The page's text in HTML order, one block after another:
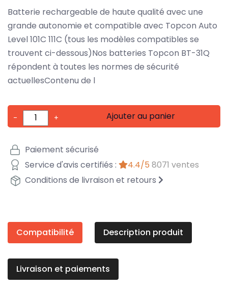
Batterie rechargeable de haute qualité avec une
grande autonomie et compatible avec Topcon Auto
Level 101C 111C (tous les modèles compatibles se
trouvent ci-dessous)Nos batteries Topcon BT-31Q
répondent à toutes les normes de sécurité
actuellesContenu de l
- + Ajouter au panier
Paiement sécurisé
Service d'avis certifiés :
4.4/5 8071 ventes
Conditions de livraison et retours
Compatibilité Description produit
Livraison et paiements